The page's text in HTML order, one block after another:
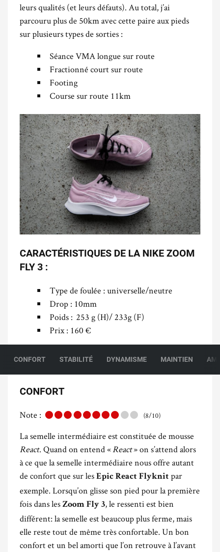
leurs qualités (et leurs défauts). Au total, j’ai
parcouru plus de 50km avec cette paire aux pieds
sur plusieurs types de sorties :
Séance VMA longue sur route
Fractionné court sur route
Footing
Course sur route 11km
CARACTÉRISTIQUES DE LA NIKE ZOOM
FLY 3 :
Type de foulée : universelle/neutre
Drop : 10mm
Poids : 253 g (H)/ 233g (F)
Prix : 160 €
CONFORT STABILITÉ DYNAMISME MAINTIEN
CONFORT
Note : (8/10)
La semelle intermédiaire est constituée de mousse
React. Quand on entend «React» on s’attend alors
à ce que la semelle intermédiaire nous offre autant
de confort que sur les Epic React Flyknit par
exemple. Lorsqu’on glisse son pied pour la première
fois dans les Zoom Fly 3, le ressenti est bien
différent: la semelle est beaucoup plus ferme, mais
elle reste tout de même très confortable. Un bon
confort et un bel amorti que l’on retrouve à l’avant